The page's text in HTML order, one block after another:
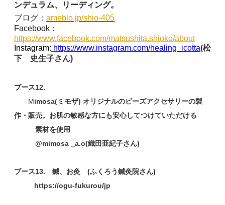
ンデュラム、リーディング。
ブログ：ameblo.jp/shio-405
Facebook：
https://www.facebook.com/matsushita.shioko/about
Instagram: https://www.instagram.com/healing_icotta(松
下 史生子さん)
ブース12.
Mimosa(ミモザ) オリジナルのビーズアクセサリーの製
作・販売。お肌の敏感な方にも安心してつけていただける
素材を使用
@mimosa _a.o(織田亜紀子さん)
ブース13. 鍼、お灸 (ふくろう鍼灸院さん)
https://ogu-fukurou/jp